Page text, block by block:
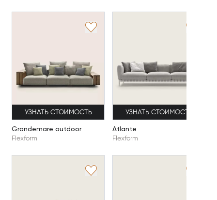
УЗНАТЬ СТОИМОСТЬ
Grandemare outdoor
Flexform
УЗНАТЬ СТОИМОСТЬ
Atlante
Flexform